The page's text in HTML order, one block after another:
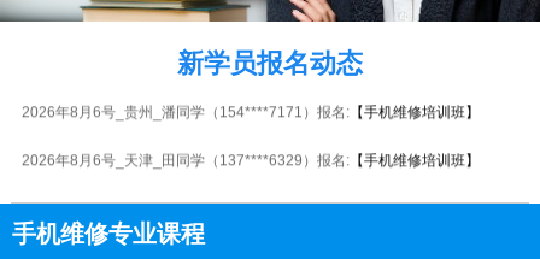
新学员报名动态
2026年8月6号_江西_田同学（132****0883）报名: 【手机维修培训班】
2026年8月6号_陕西_韩同学（159****3777）报名:【手机维修培训班】
2026年8月6号_贵州_潘同学（154****7171）报名: 【手机维修培训班】
2026年8月6号_天津_田同学（137****6329）报名: 【手机维修培训班】
2026年8月6号_湖南_陈同学（150****4643）报名:【手机维修培训班】
2026年8月6号_重庆_韩同学（159****7456）报名:
手机维修专业课程